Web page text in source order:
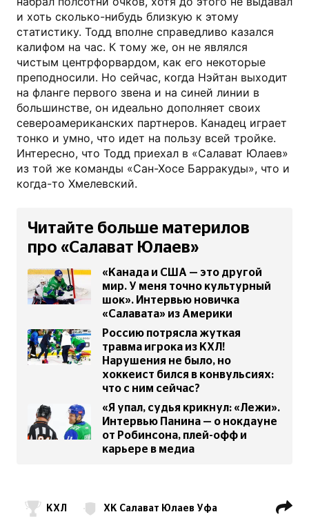
и хоть сколько-нибудь близкую к этому
статистику. Тодд вполне справедливо казался
калифом на час. К тому же, он не являлся
чистым центрфорвардом, как его некоторые
преподносили. Но сейчас, когда Нэйтан выходит
на фланге первого звена и на синей линии в
большинстве, он идеально дополняет своих
североамериканских партнеров. Канадец играет
тонко и умно, что идет на пользу всей тройке.
Интересно, что Тодд приехал в «Салават Юлаев»
из той же команды «Сан-Хосе Барракуды», что и
когда-то Хмелевский.
Читайте больше материлов
про «Салават Юлаев»
«Канада и США — это другой
мир. У меня точно культурный
шок». Интервью новичка
«Салавата» из Америки
Россию потрясла жуткая
травма игрока из КХЛ!
Нарушения не было, но
хоккеист бился в конвульсиях:
что с ним сейчас?
«Я упал, судья крикнул: «Лежи».
Интервью Панина — о нокдауне
от Робинсона, плей-офф и
карьере в медиа
КХЛ ХК Салават Юлаев Уфа